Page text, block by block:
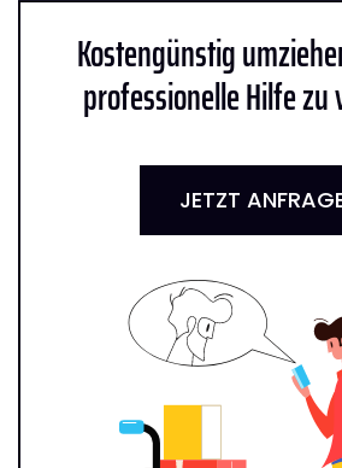
Kostengünstig
professionelle Hilfe zu
JETZT